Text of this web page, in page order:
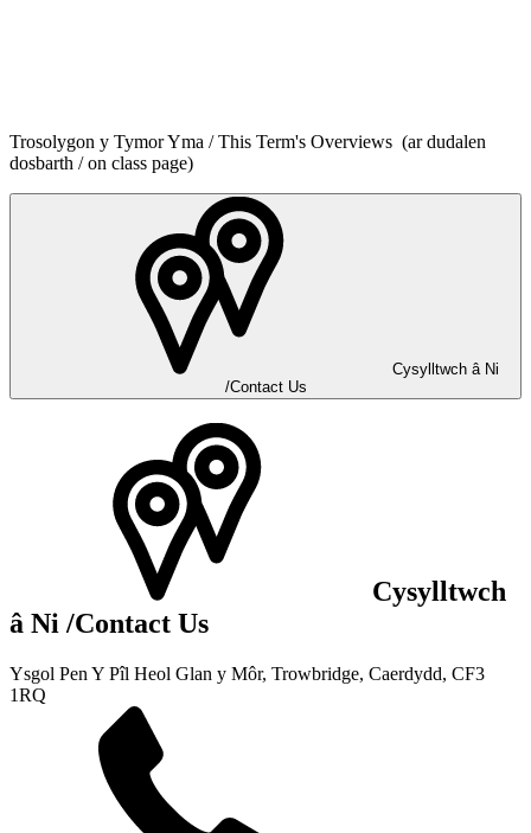
Trosolygon y Tymor Yma / This Term's Overviews (ar dudalen
dosbarth / on class page)
Cysylltwch â Ni
/Contact Us
Cysylltwch
â Ni /Contact Us
Ysgol Pen Y Pîl Heol Glan y Môr, Trowbridge, Caerdydd, CF3
1RQ